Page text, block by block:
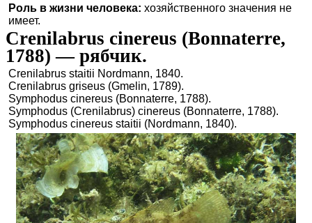
Роль в жизни человека: хозяйственного значения не
имеет.
Crenilabrus cinereus (Bonnaterre,
1788) — рябчик.
Crenilabrus staitii Nordmann, 1840.
Crenilabrus griseus (Gmelin, 1789).
Symphodus cinereus (Bonnaterre, 1788).
Symphodus (Crenilabrus) cinereus (Bonnaterre, 1788).
Symphodus cinereus staitii (Nordmann, 1840).